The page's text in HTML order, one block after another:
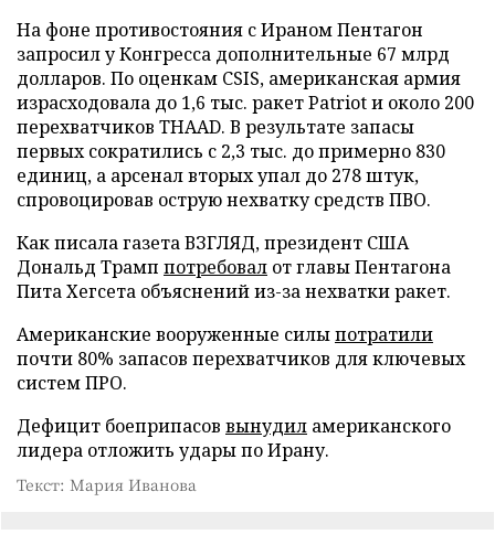
На фоне противостояния с Ираном Пентагон
запросил у Конгресса дополнительные 67 млрд
долларов. По оценкам CSIS, американская армия
израсходовала до 1,6 тыс. ракет Patriot и около 200
перехватчиков THAAD. В результате запасы
первых сократились с 2,3 тыс. до примерно 830
единиц, а арсенал вторых упал до 278 штук,
спровоцировав острую нехватку средств ПВО.
Как писала газета ВЗГЛЯД, президент США
Дональд Трамп потребовал от главы Пентагона
Пита Хегсета объяснений из-за нехватки ракет.
Американские вооруженные силыпотратили
почти 80% запасов перехватчиков для ключевых
систем ПРО.
Дефицит боеприпасов вынудил американского
лидера отложить удары по Ирану.
Текст: Мария Иванова